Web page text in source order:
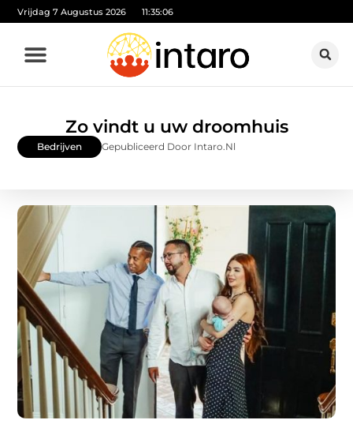
Vrijdag 7 Augustus 2026 11:35:07
Zo vindt u uw droomhuis
Bedrijven Gepubliceerd Door Intaro.nl